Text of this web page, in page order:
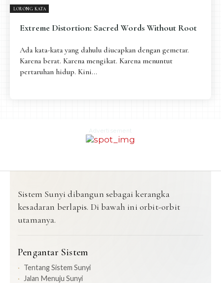
EXTREME DISTORTION
LORONG KATA
Extreme Distortion: Sacred Words Without Root
Ada kata-kata yang dahulu diucapkan dengan gemetar.
Karena berat. Karena mengikat. Karena menuntut
pertaruhan hidup. Kini...
Advertisement
Sistem Sunyi dibangun sebagai kerangka
kesadaran berlapis. Di bawah ini orbit-orbit
utamanya.
Pengantar Sistem
Tentang Sistem Sunyi
Jalan Menuju Sunyi